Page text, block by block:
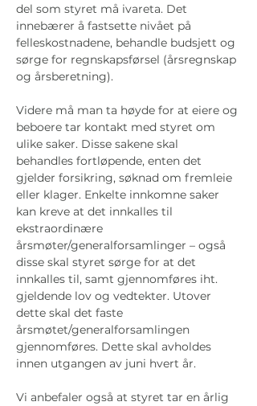
del som styret må ivareta. Det
innebærer å fastsette nivået på
felleskostnadene, behandle budsjett og
sørge for regnskapsførsel (årsregnskap
og årsberetning).
Videre må man ta høyde for at eiere og
beboere tar kontakt med styret om
ulike saker. Disse sakene skal
behandles fortløpende, enten det
gjelder forsikring, søknad om fremleie
eller klager. Enkelte innkomne saker
kan kreve at det innkalles til
ekstraordinære
årsmøter/generalforsamlinger – også
disse skal styret sørge for at det
innkalles til, samt gjennomføres iht.
gjeldende lov og vedtekter. Utover
dette skal det faste
årsmøtet/generalforsamlingen
gjennomføres. Dette skal avholdes
innen utgangen av juni hvert år.
Vi anbefaler også at styret tar en årlig